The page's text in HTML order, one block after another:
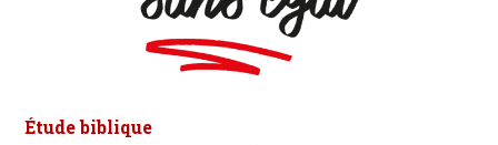
Étude biblique